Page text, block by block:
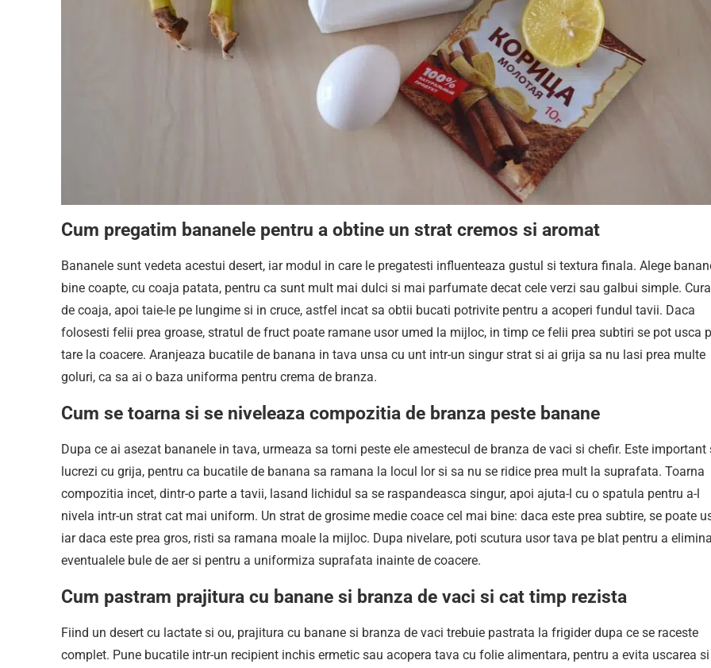
Cum pregatim bananele pentru a obtine un strat cremos si aromat
Bananele sunt vedeta acestui desert, iar modul in care le pregatesti influenteaza gustul si textura finala. Alege
bine coapte, cu coaja patata, pentru ca sunt mult mai dulci si mai parfumate decat cele verzi sau galbui simple.
de coaja, apoi taie-le pe lungime si in cruce, astfel incat sa obtii bucati potrivite pentru a acoperi fundul tavii. Daca
folosesti felii prea groase, stratul de fruct poate ramane usor umed la mijloc, in timp ce felii prea subtiri se pot usca
tare la coacere. Aranjeaza bucatile de banana in tava unsa cu unt intr-un singur strat si ai grija sa nu lasi prea multe
goluri, ca sa ai o baza uniforma pentru crema de branza.
Cum se toarna si se niveleaza compozitia de branza peste banane
Dupa ce ai asezat bananele in tava, urmeaza sa torni peste ele amestecul de branza de vaci si chefir. Este important
lucrezi cu grija, pentru ca bucatile de banana sa ramana la locul lor si sa nu se ridice prea mult la suprafata. Toarna
compozitia incet, dintr-o parte a tavii, lasand lichidul sa se raspandeasca singur, apoi ajuta-l cu o spatula pentru a-l
nivela intr-un strat cat mai uniform. Un strat de grosime medie coace cel mai bine: daca este prea subtire, se poate
iar daca este prea gros, risti sa ramana moale la mijloc. Dupa nivelare, poti scutura usor tava pe blat pentru a elimina
eventualele bule de aer si pentru a uniformiza suprafata inainte de coacere.
Cum pastram prajitura cu banane si branza de vaci si cat timp rezista
Fiind un desert cu lactate si ou, prajitura cu banane si branza de vaci trebuie pastrata la frigider dupa ce se raceste
complet. Pune bucatile intr-un recipient inchis ermetic sau acopera tava cu folie alimentara, pentru a evita uscarea si